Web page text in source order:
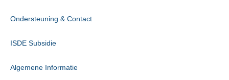
Ondersteuning & Contact
ISDE Subsidie
Algemene Informatie